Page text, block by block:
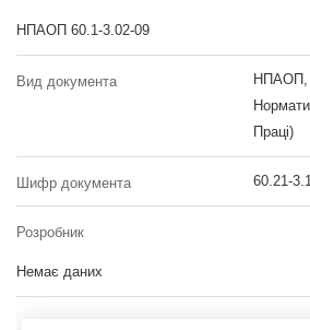
НПАОП 60.1-3.02-09
Вид документа
НПАОП,
Праці)
Шифр документа 60.21-
Розробник
Немає даних